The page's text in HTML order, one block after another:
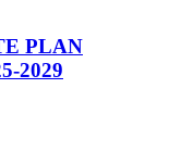
PLAN
2029